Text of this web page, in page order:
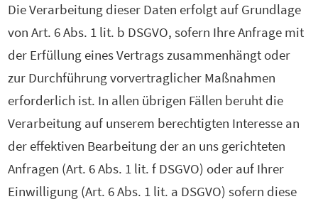
Die Verarbeitung dieser Daten erfolgt auf Grundlage
von Art. 6 Abs. 1 lit. b DSGVO, sofern Ihre Anfrage mit
der Erfüllung eines Vertrags zusammenhängt oder
zur Durchführung vorvertraglicher Maßnahmen
erforderlich ist. In allen übrigen Fällen beruht die
Verarbeitung auf unserem berechtigten Interesse an
der effektiven Bearbeitung der an uns gerichteten
Anfragen (Art. 6 Abs. 1 lit. f DSGVO) oder auf Ihrer
Einwilligung (Art. 6 Abs. 1 lit. a DSGVO) sofern diese